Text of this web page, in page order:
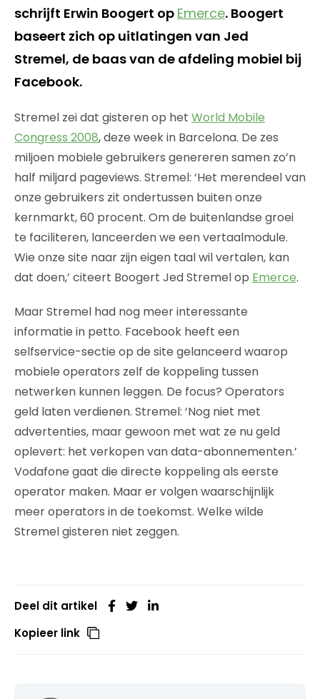
schrijft Erwin Boogert op Emerce. Boogert
baseert zich op uitlatingen van Jed
Stremel, de baas van de afdeling mobiel bij
Facebook.
Stremel zei dat gisteren op het World Mobile
Congress 2008, deze week in Barcelona. De zes
miljoen mobiele gebruikers genereren samen zo’n
half miljard pageviews. Stremel: ‘Het merendeel van
onze gebruikers zit ondertussen buiten onze
kernmarkt, 60 procent. Om de buitenlandse groei
te faciliteren, lanceerden we een vertaalmodule.
Wie onze site naar zijn eigen taal wil vertalen, kan
dat doen,’ citeert Boogert Jed Stremel op Emerce.
Maar Stremel had nog meer interessante
informatie in petto. Facebook heeft een
selfservice-sectie op de site gelanceerd waarop
mobiele operators zelf de koppeling tussen
netwerken kunnen leggen. De focus? Operators
geld laten verdienen. Stremel: ‘Nog niet met
advertenties, maar gewoon met wat ze nu geld
oplevert: het verkopen van data-abonnementen.’
Vodafone gaat die directe koppeling als eerste
operator maken. Maar er volgen waarschijnlijk
meer operators in de toekomst. Welke wilde
Stremel gisteren niet zeggen.
Deel dit artikel
Kopieer link